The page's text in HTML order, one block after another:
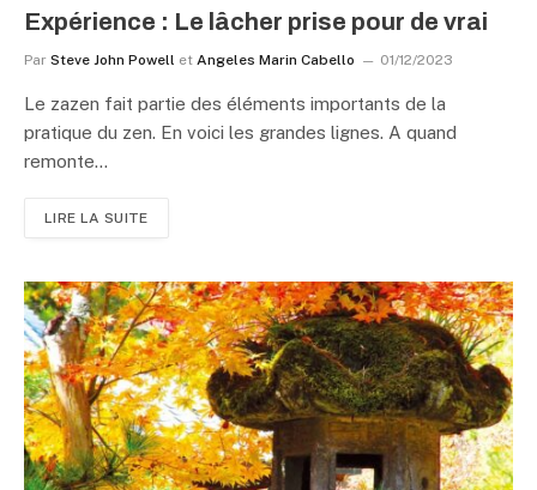
Expérience : Le lâcher prise pour de vrai
Par Steve John Powell et Angeles Marin Cabello 01/12/2023
Le zazen fait partie des éléments importants de la
pratique du zen. En voici les grandes lignes. A quand
remonte…
LIRE LA SUITE